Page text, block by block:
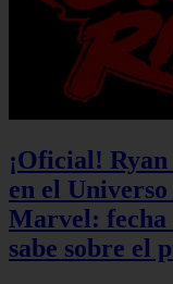
¡Oficial!
en el
Marvel: fecha
sabe sobre el